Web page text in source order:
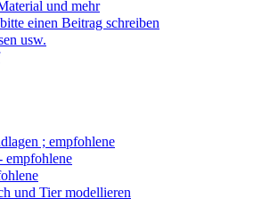
und mehr
einen Beitrag schreiben
usw.
; empfohlene
und Tier modellieren